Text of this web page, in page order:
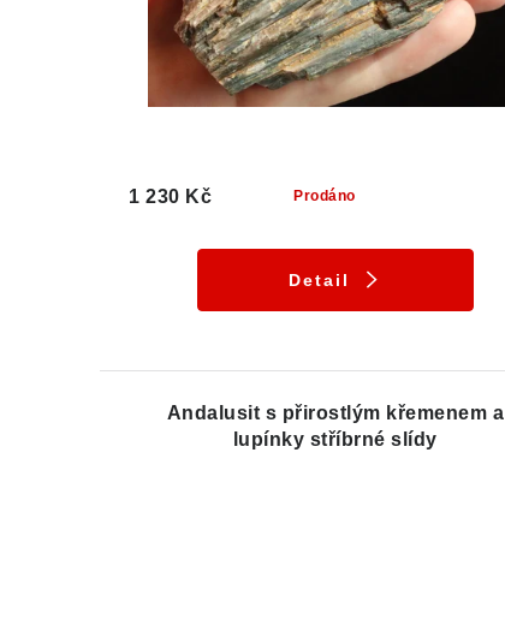
Prodáno
1 230 Kč
Detail
Andalusit s přirostlým křemenem a
lupínky stříbrné slídy